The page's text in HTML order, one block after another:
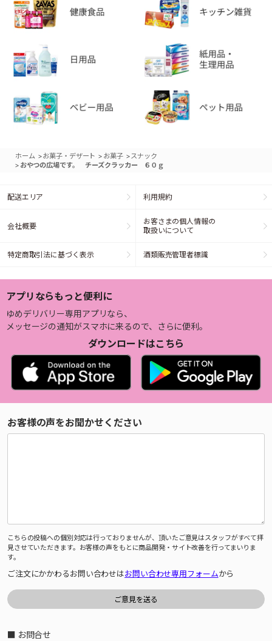
ホーム >お菓子・デザート > お菓子 > スナック
> おやつの広場です。 チーズクラッカー ６０ｇ
配送エリア 利用規約
会社概要
お客さまの個人情報の
取扱いについて
特定商取引法に基づく表示 酒類販売管理者標識
アプリならもっと便利に
ゆめデリバリー専用アプリなら、
メッセージの通知がスマホに来るので、さらに便利。
ダウンロードはこちら
お客様の声をお聞かせください
こちらの投稿への個別対応は行っておりませんが、頂いたご意見はスタッフがすべて拝
見させていただきます。お客様の声をもとに商品開発・サイト改善を行ってまいりま
す。
ご注文にかかわるお問い合わせはお問い合わせ専用フォームから
■ お問合せ